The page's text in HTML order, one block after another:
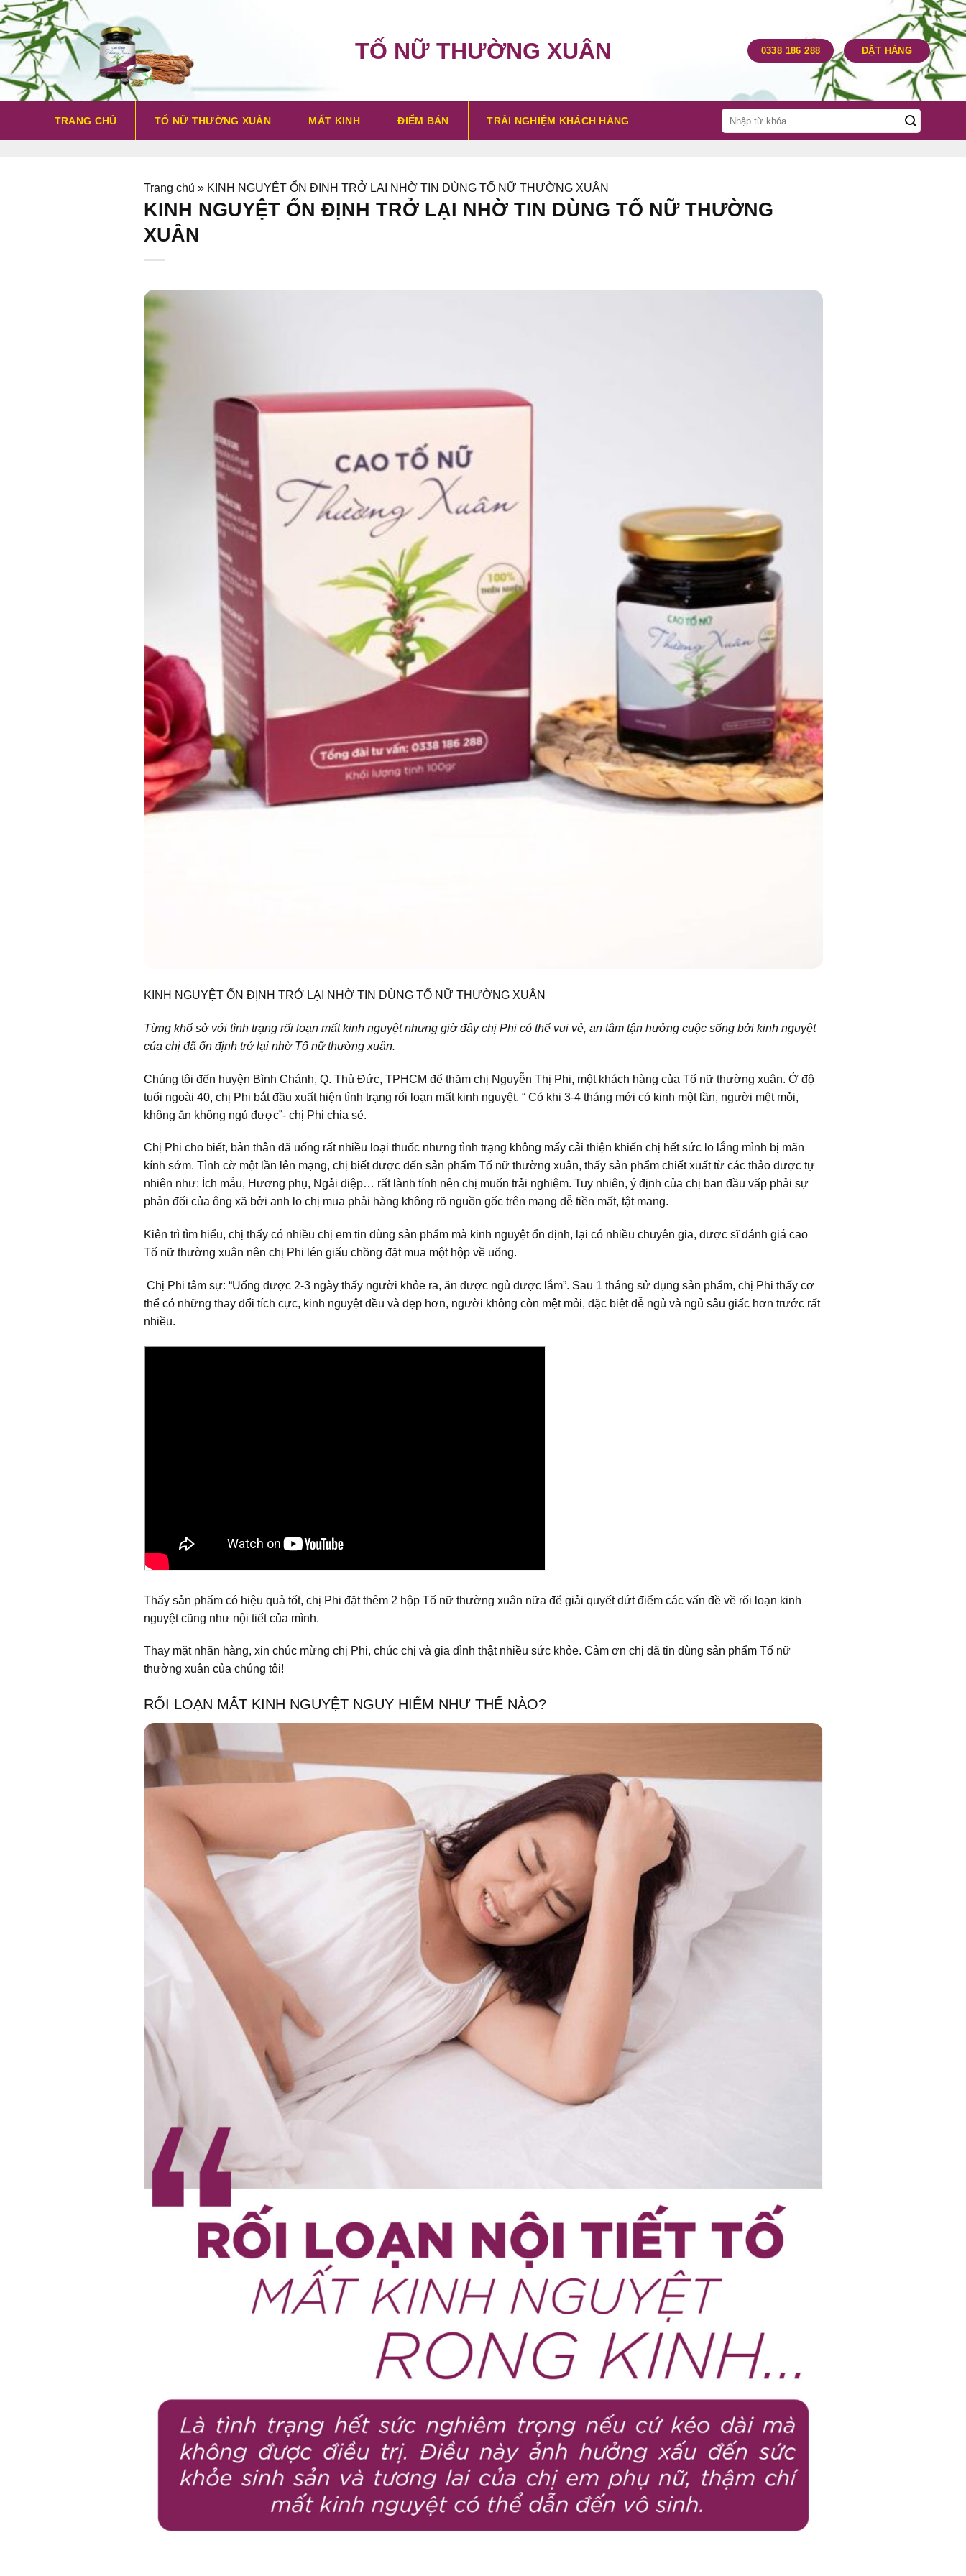
Bỏ
qua
nội
dung
TỐ NỮ THƯỜNG XUÂN 0338 186 288 ĐẶT HÀNG
TRANG CHỦ TỐ NỮ THƯỜNG XUÂN MẤT KINH ĐIỂM BÁN TRẢI NGHIỆM KHÁCH HÀNG
Tìm
kiếm:
Trang chủ » KINH NGUYỆT ỔN ĐỊNH TRỞ LẠI NHỜ TIN DÙNG TỐ NỮ THƯỜNG XUÂN
KINH NGUYỆT ỔN ĐỊNH TRỞ LẠI NHỜ TIN DÙNG TỐ NỮ THƯỜNG
XUÂN
KINH NGUYỆT ỔN ĐỊNH TRỞ LẠI NHỜ TIN DÙNG TỐ NỮ THƯỜNG XUÂN
Từng khổ sở với tình trạng rối loạn mất kinh nguyệt nhưng giờ đây chị Phi có thể vui vẻ, an tâm tận hưởng cuộc sống bởi kinh nguyệt
của chị đã ổn định trở lại nhờ Tố nữ thường xuân.
Chúng tôi đến huyện Bình Chánh, Q. Thủ Đức, TPHCM để thăm chị Nguyễn Thị Phi, một khách hàng của Tố nữ thường xuân. Ở độ
tuổi ngoài 40, chị Phi bắt đầu xuất hiện tình trạng rối loạn mất kinh nguyệt. “ Có khi 3-4 tháng mới có kinh một lần, người mệt mỏi,
không ăn không ngủ được”- chị Phi chia sẻ.
Chị Phi cho biết, bản thân đã uống rất nhiều loại thuốc nhưng tình trạng không mấy cải thiện khiến chị hết sức lo lắng mình bị mãn
kính sớm. Tình cờ một lần lên mạng, chị biết được đến sản phẩm Tố nữ thường xuân, thấy sản phẩm chiết xuất từ các thảo dược tự
nhiên như: Ích mẫu, Hương phụ, Ngải diệp… rất lành tính nên chị muốn trải nghiệm. Tuy nhiên, ý định của chị ban đầu vấp phải sự
phản đối của ông xã bởi anh lo chị mua phải hàng không rõ nguồn gốc trên mạng dễ tiền mất, tật mang.
Kiên trì tìm hiểu, chị thấy có nhiều chị em tin dùng sản phẩm mà kinh nguyệt ổn định, lại có nhiều chuyên gia, dược sĩ đánh giá cao
Tố nữ thường xuân nên chị Phi lén giấu chồng đặt mua một hộp về uống.
Chị Phi tâm sự: “Uống được 2-3 ngày thấy người khỏe ra, ăn được ngủ được lắm”. Sau 1 tháng sử dụng sản phẩm, chị Phi thấy cơ
thể có những thay đổi tích cực, kinh nguyệt đều và đẹp hơn, người không còn mệt mỏi, đặc biệt dễ ngủ và ngủ sâu giấc hơn trước rất
nhiều.
Thấy sản phẩm có hiệu quả tốt, chị Phi đặt thêm 2 hộp Tố nữ thường xuân nữa để giải quyết dứt điểm các vấn đề về rối loạn kinh
nguyệt cũng như nội tiết của mình.
Thay mặt nhãn hàng, xin chúc mừng chị Phi, chúc chị và gia đình thật nhiều sức khỏe. Cảm ơn chị đã tin dùng sản phẩm Tố nữ
thường xuân của chúng tôi!
RỐI LOẠN MẤT KINH NGUYỆT NGUY HIỂM NHƯ THẾ NÀO?